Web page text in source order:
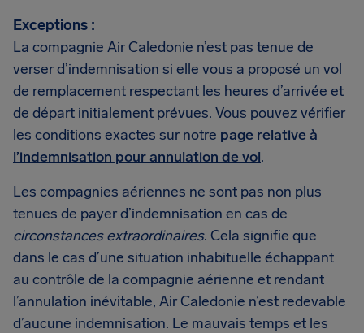
Exceptions :
La compagnie Air Caledonie n’est pas tenue de
verser d’indemnisation si elle vous a proposé un vol
de remplacement respectant les heures d’arrivée et
de départ initialement prévues. Vous pouvez vérifier
les conditions exactes sur notre page relative à
l’indemnisation pour annulation de vol.
Les compagnies aériennes ne sont pas non plus
tenues de payer d’indemnisation en cas de
circonstances extraordinaires. Cela signifie que
dans le cas d’une situation inhabituelle échappant
au contrôle de la compagnie aérienne et rendant
l’annulation inévitable, Air Caledonie n’est redevable
d’aucune indemnisation. Le mauvais temps et les